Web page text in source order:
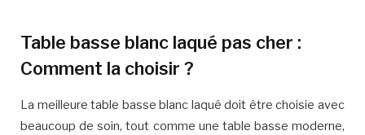
Table basse blanc laqué pas cher :
Comment la choisir ?
La meilleure table basse blanc laqué doit être choisie avec
beaucoup de soin, tout comme une table basse moderne,